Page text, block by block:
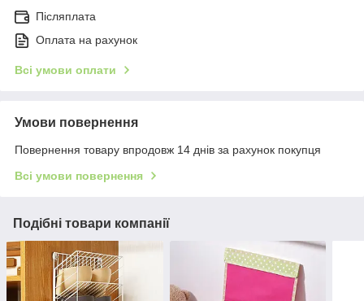
Післяплата
Оплата на рахунок
Всі умови оплати
Умови повернення
Повернення товару впродовж 14 днів за рахунок покупця
Всі умови повернення
Подібні товари компанії